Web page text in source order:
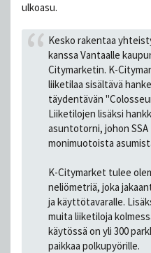
ulkoasu.
Kesko rakentaa
kanssa Vantaalle
Citymarketin. K-
liiketilaa sisältävä
täydentävän
Liiketilojen lisäksi
asuntotorni, johon
monimuotoista
K-Citymarket tulee
neliömetriä, joka
ja käyttötavaralle.
muita liiketiloja
käytössä on yli 300
paikkaa polkupyörille.